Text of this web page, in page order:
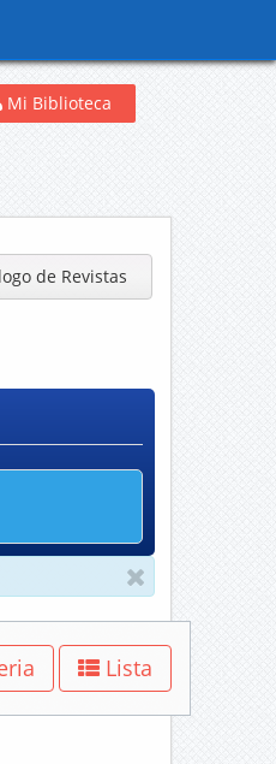
Mi Biblioteca
de Revistas
Lista